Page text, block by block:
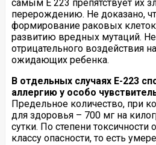
самым Е 223 препятствует их
перерождению. Не доказано,
формирование раковых
развитию вредных мутаций.
отрицательного воздействия
ожидающих ребенка.
В отдельных случаях Е-223
аллергию у особо
Предельное количество, при
для здоровья – 700 мг на
сутки. По степени токсичности
классу опасности, то есть